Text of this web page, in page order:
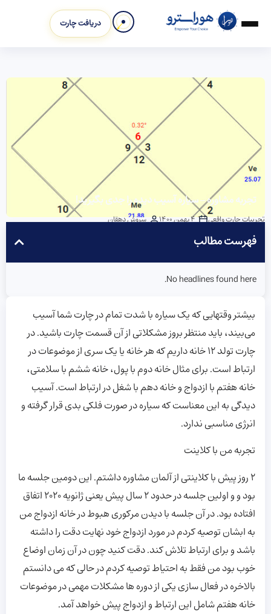
دریافت چارت
تجربه مشاوره – سیاره آسیب دیده را جدی بگیرید!
تجربیات چارت واقعی 4 بهمن 1400 سروش دهقان
فهرست مطالب
No headlines found here.
بیشتر وقتهایی که یک سیاره با شدت تمام در چارت شما آسیب
می‌بیند، باید منتظر بروز مشکلاتی از آن قسمت چارت باشید. در
چارت تولد ۱۲ خانه داریم که هر خانه یا یک سری از موضوعات در
ارتباط است. برای مثال خانه دوم با پول، خانه ششم با سلامتی،
خانه هفتم با ازدواج و خانه دهم با شغل در ارتباط است. آسیب
دیدگی به این معناست که سیاره در صورت فلکی بدی قرار گرفته و
انرژی مناسبی ندارد.
تجربه من با کلاینت
۲ روز پیش با کلاینتی از آلمان مشاوره داشتم. این دومین جلسه ما
بود و و اولین جلسه در حدود ۲ سال پیش یعنی ژانویه ۲۰۲۰ اتفاق
افتاده بود. در آن جلسه با دیدن مرکوری هبوط در خانه ازدواج من
به ابشان توصیه کردم در مورد ازدواج خود نهایت دقت را داشته
باشد و برای ارتباط تلاش کند. دقت کنید چون در آن زمان اوضاع
خوب بود من فقط به احتیاط توصیه کردم در حالی که می دانستم
بالاخره در فعال سازی یکی از دوره ها مشکلات مهمی در موضوعات
خانه هفتم شامل این ارتباط و ازدواج پیش خواهد آمد.